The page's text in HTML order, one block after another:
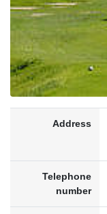
Address
Telephone
number